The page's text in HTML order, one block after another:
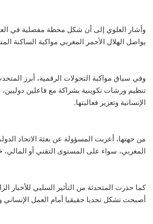
وأشار العلوي إلى أن شكل محطة مفصلية في
يواصل الهلال الأحمر المغربي مواكبة الساكنة
وفي سياق مواكبة التحولات الرقمية، أبرز
تنظيم ورشات تكوينية بشراكة مع فاعلين
الإنسانية وتعزيز فعاليتها.
من جهتها، أعربت المسؤولة عن بعثة الاتحاد
المغربي، سواء على المستوى التقني أو المالي،
كما حذرت المتحدثة من التأثير السلبي للأخبار
أصبحت تشكل تحديا حقيقيا أمام العمل الإنساني